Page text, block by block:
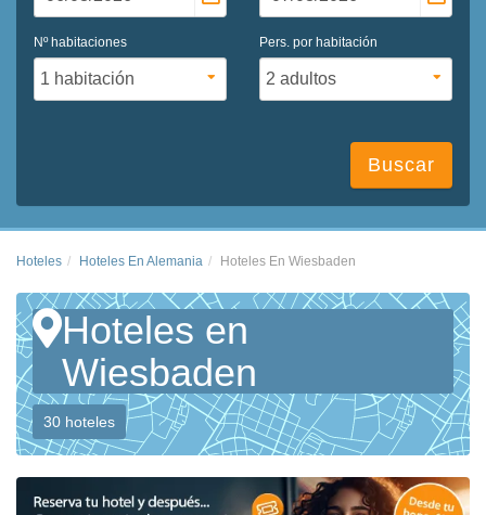
Nº habitaciones Pers. por habitación
Buscar
Hoteles Hoteles En Alemania Hoteles En Wiesbaden
Hoteles en
Wiesbaden
30 hoteles